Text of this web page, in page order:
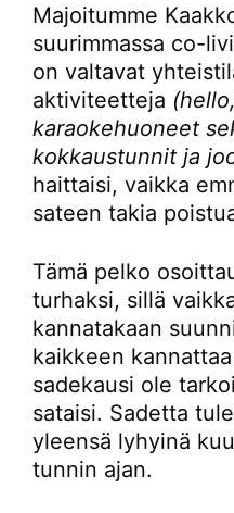
Majoitumme
suurimmassa co-
on valtavat
aktiviteetteja
karaokehuoneet
kokkaustunnit ja
haittaisi, vaikka
sateen takia
Tämä pelko
turhaksi, sillä
kannatakaan
kaikkeen
sadekausi ole
sataisi. Sadetta
yleensä lyhyinä
tunnin ajan.